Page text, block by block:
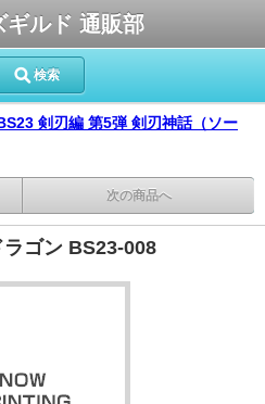
ギルド 通販部
検索
剣刃編 第5弾 剣刃神話（ソー
次の商品へ
ゴン BS23-008